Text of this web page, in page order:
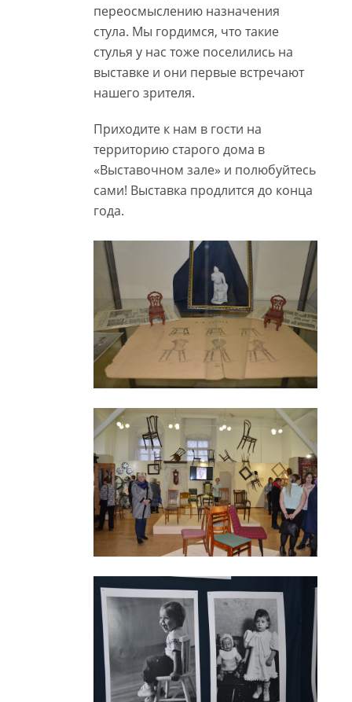
переосмыслению назначения
стула. Мы гордимся, что такие
стулья у нас тоже поселились на
выставке и они первые встречают
нашего зрителя.
Приходите к нам в гости на
территорию старого дома в
«Выставочном зале» и полюбуйтесь
сами! Выставка продлится до конца
года.